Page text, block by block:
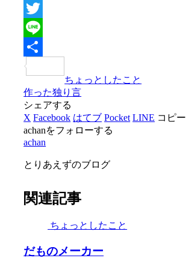
Facebook
Twitter
Line
有
ちょっとしたこと
作った独り言
シェアする
X Facebook はてブ Pocket LINE コピー
achanをフォローする
achan
とりあえずのブログ
関連記事
ちょっとしたこと
だものメーカー